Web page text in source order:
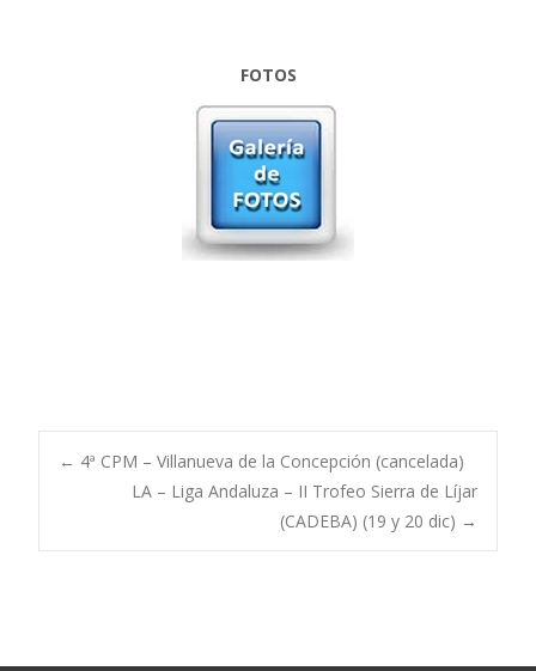
FOTOS
Post
navigation
← 4ª CPM – Villanueva de la Concepción (cancelada)
LA – Liga Andaluza – II Trofeo Sierra de Líjar
(CADEBA) (19 y 20 dic) →